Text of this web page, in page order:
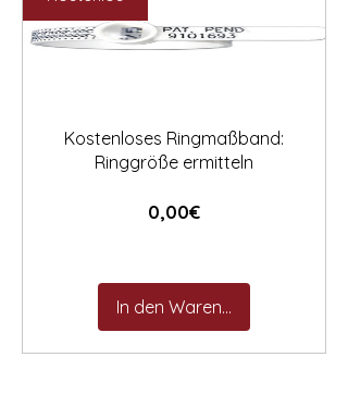
Kostenloses Ringmaßband:
Ringgröße ermitteln
0,00€Preis
In den Warenkorb